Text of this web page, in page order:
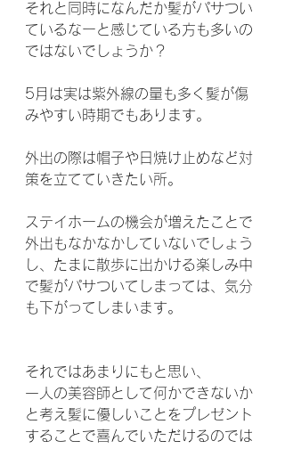
それと同時になんだか髪がパサつい
ているなーと感じている方も多いの
ではないでしょうか？
5月は実は紫外線の量も多く髪が傷
みやすい時期でもあります。
外出の際は帽子や日焼け止めなど対
策を立てていきたい所。
ステイホームの機会が増えたことで
外出もなかなかしていないでしょう
し、たまに散歩に出かける楽しみ中
で髪がパサついてしまっては、気分
も下がってしまいます。
それではあまりにもと思い、
一人の美容師として何かできないか
と考え髪に優しいことをプレゼント
することで喜んでいただけるのでは